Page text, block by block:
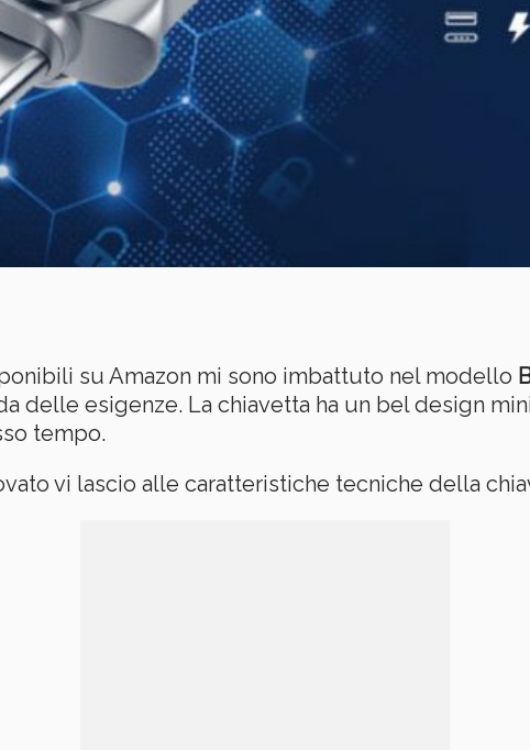
su Amazon mi sono imbattuto nel modello
delle esigenze. La chiavetta ha un bel design
tempo.
vi lascio alle caratteristiche tecniche della